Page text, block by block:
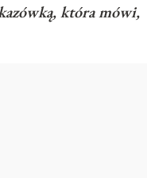
która mówi,